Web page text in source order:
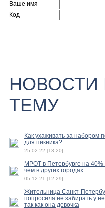
Ваше имя
Код
ТЕМУ
Как ухаживать за набором
для пикника?
25.02.22 [13:20]
МРОТ в Петербурге на 40%
чем в других городах
05.12.21 [12:29]
Жительница Санкт-
попросила не забирать у
так как она девочка